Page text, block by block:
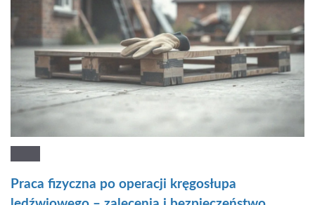
Praca fizyczna po operacji kręgosłupa